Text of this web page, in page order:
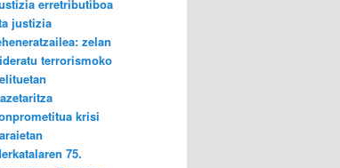
erretributiboa
justizia
zelan
terrorismoko
krisi
75.